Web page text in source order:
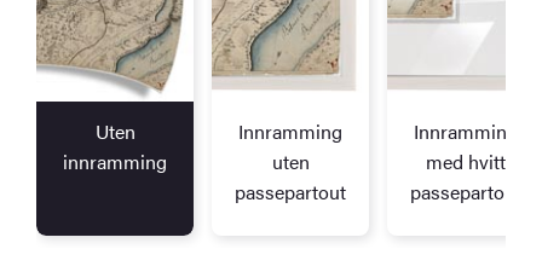
Uten
innramming
Innramming
uten
passepartout
Innramming
med hvitt
passepartout